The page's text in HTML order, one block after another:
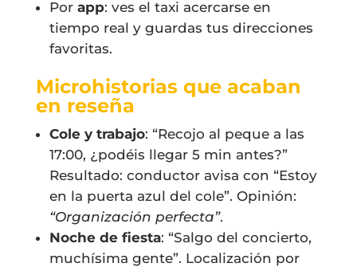
Por app: ves el taxi acercarse en
tiempo real y guardas tus direcciones
favoritas.
Microhistorias que acaban
en reseña
Cole y trabajo: “Recojo al peque a las
17:00, ¿podéis llegar 5 min antes?”
Resultado: conductor avisa con “Estoy
en la puerta azul del cole”. Opinión:
“Organización perfecta”.
Noche de fiesta: “Salgo del concierto,
muchísima gente”. Localización por